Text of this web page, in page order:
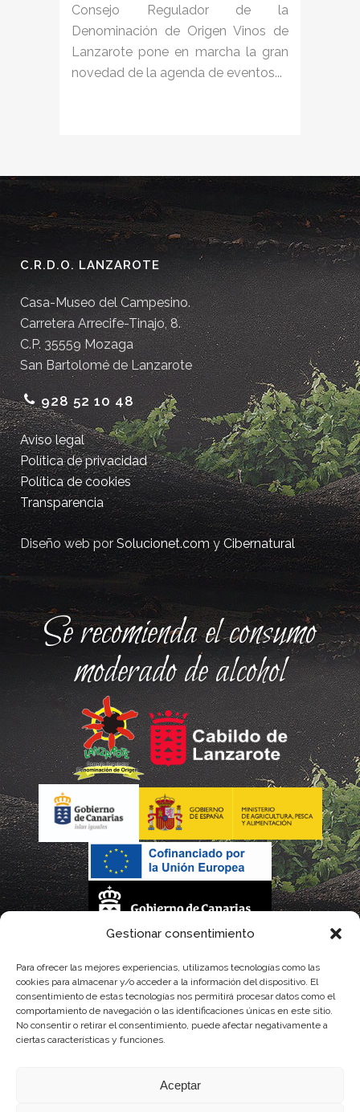
Gestionar consentimiento
Para ofrecer las mejores experiencias, utilizamos tecnologías como las
cookies para almacenar y/o acceder a la información del dispositivo. El
consentimiento de estas tecnologías nos permitirá procesar datos como el
comportamiento de navegación o las identificaciones únicas en este sitio.
No consentir o retirar el consentimiento, puede afectar negativamente a
ciertas características y funciones.
Aceptar
Consejo Regulador de la
Denominación de Origen Vinos de
Lanzarote pone en marcha la gran
novedad de la agenda de eventos...
C.R.D.O. LANZAROTE
Casa-Museo del Campesino.
Carretera Arrecife-Tinajo, 8.
C.P. 35559 Mozaga
San Bartolomé de Lanzarote
928 52 10 48
Aviso legal
Política de privacidad
Política de cookies
Transparencia
Diseño web porSolucionet.comyCibernatural
Se recomienda el consumo
moderado de alcohol
parcialmente, por el Gobierno de Canarias
con fondos provenientes del presupuesto de gastos del Instituto Canario de
Calidad Agroalimentaria